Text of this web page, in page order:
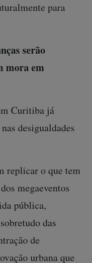
para
serão
mora em
Curitiba já
desigualdades
replicar o que tem
megaeventos
pública,
das
de
urbana que